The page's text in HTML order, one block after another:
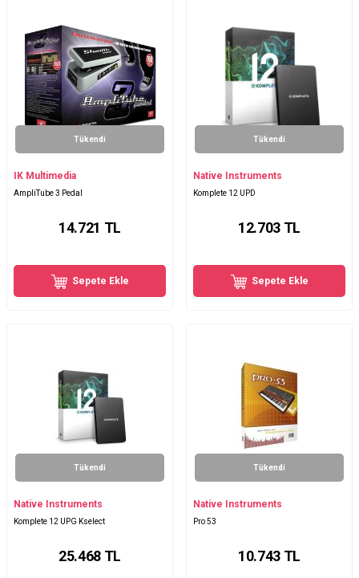
Tükendi
IK Multimedia
AmpliTube 3 Pedal
14.721 TL
Sepete Ekle
Tükendi
Native Instruments
Komplete 12 UPD
12.703TL
Sepete Ekle
Tükendi
Native Instruments
Komplete 12 UPG Kselect
25.468TL
Tükendi
Native Instruments
Pro 53
10.743TL